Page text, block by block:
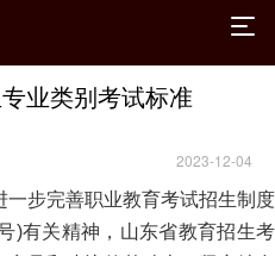
业类别考试标准
2023-12-04
步完善职业教育考试招生制度
)有关精神，山东省教育招生考